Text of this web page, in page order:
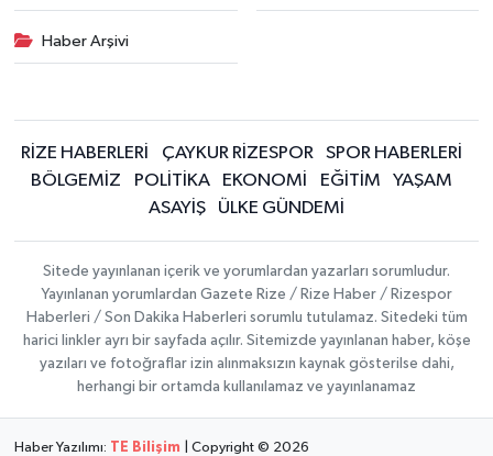
Haber Arşivi
RİZE HABERLERİ ÇAYKUR RİZESPOR
SPOR HABERLERİ
BÖLGEMİZ
POLİTİKA EKONOMİ EĞİTİM
YAŞAM
ASAYİŞ
ÜLKE GÜNDEMİ
Sitede yayınlanan içerik ve yorumlardan yazarları sorumludur.
Yayınlanan yorumlardan Gazete Rize / Rize Haber / Rizespor
Haberleri / Son Dakika Haberleri sorumlu tutulamaz. Sitedeki tüm
harici linkler ayrı bir sayfada açılır. Sitemizde yayınlanan haber, köşe
yazıları ve fotoğraflar izin alınmaksızın kaynak gösterilse dahi,
herhangi bir ortamda kullanılamaz ve yayınlanamaz
Haber Yazılımı: TE Bilişim | Copyright © 2026